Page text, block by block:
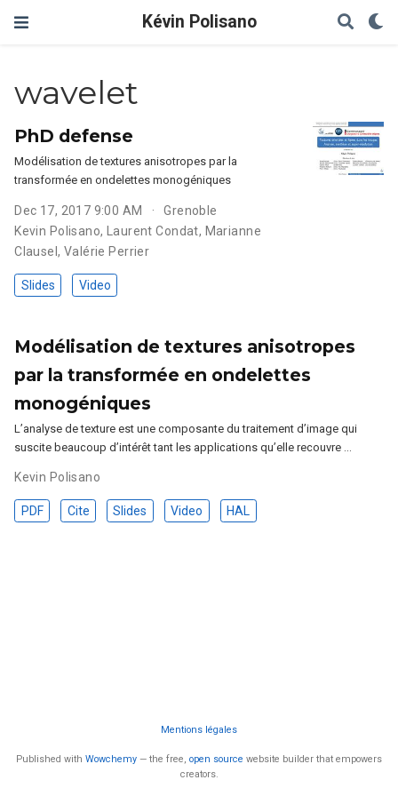
Kévin Polisano
wavelet
PhD defense
Modélisation de textures anisotropes par la
transformée en ondelettes monogéniques
Dec 17, 2017 9:00 AM
Grenoble
Kevin Polisano, Laurent Condat, Marianne
Clausel, Valérie Perrier
Slides Video
Modélisation de textures anisotropes
par la transformée en ondelettes
monogéniques
L’analyse de texture est une composante du traitement d’image qui
suscite beaucoup d’intérêt tant les applications qu’elle recouvre …
Kevin Polisano
PDF Cite Slides Video HAL
Mentions légales
Published with Wowchemy — the free, open source website builder that empowers
creators.